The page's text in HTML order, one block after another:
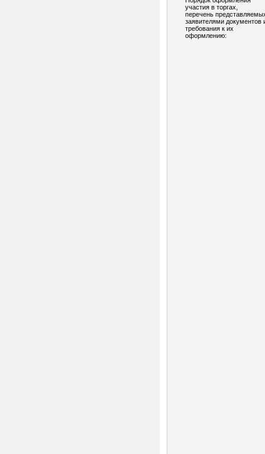
участия в торгах,
перечень
заявителями документов
требования к их
оформлению: